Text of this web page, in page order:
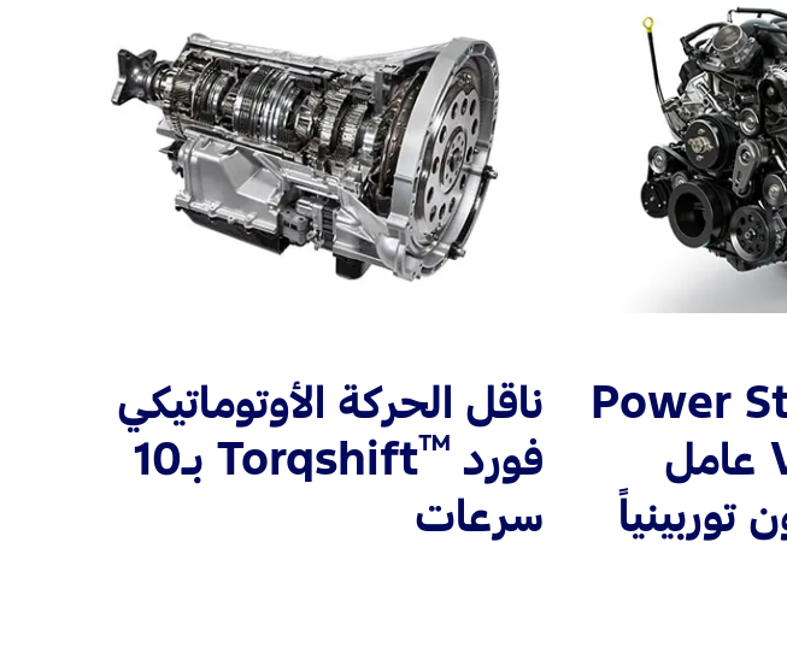
Power
باور ستروك V8 عامل
توربينياً
ناقل الحركة الأوتوماتيكي
فورد ™
Torqshift بـ10
سرعات